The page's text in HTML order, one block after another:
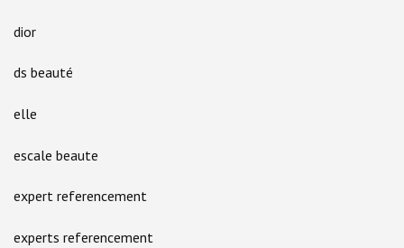
dior
ds beauté
elle
escale beaute
expert referencement
experts referencement